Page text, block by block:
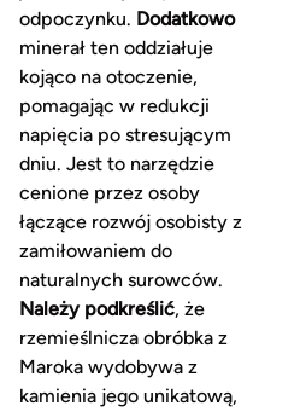
odpoczynku. Dodatkowo
minerał ten oddziałuje
kojąco na otoczenie,
pomagając w redukcji
napięcia po stresującym
dniu. Jest to narzędzie
cenione przez osoby
łączące rozwój osobisty z
zamiłowaniem do
naturalnych surowców.
Należy podkreślić, że
rzemieślnicza obróbka z
Maroka wydobywa z
kamienia jego unikatową,